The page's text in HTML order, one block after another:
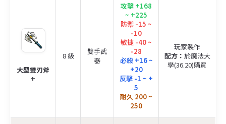
大型雙刃斧
+
8 級
雙手武
器
攻擊 +168
~ +225
防禦 -15 ~
-10
敏捷 -40 ~
-28
必殺 +16 ~
+20
反擊 -1 ~ +
5
耐久 200 ~
250
玩家製作
配方： 於魔法大
學(36.20)購買